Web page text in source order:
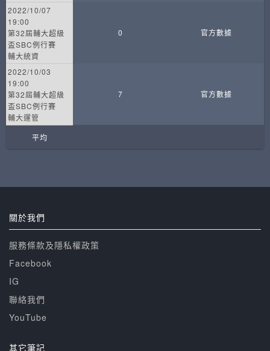
2022/10/07
19:00
第32屆輔大超級
盃SBC例行賽
輔大統資
0 官方數據
2022/10/03
19:00
第32屆輔大超級
盃SBC例行賽
輔大運管
7 官方數據
平均
關於我們
服務條款及隱私權政策
Facebook
IG
聯絡我們
YouTube
其它筆記